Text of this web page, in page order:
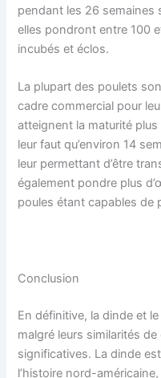
pendant les 26 semaines
elles pondront entre 100
incubés et éclos.
La plupart des poulets
cadre commercial pour
atteignent la maturité
leur faut qu’environ 14
leur permettant d’être
également pondre plus
poules étant capables
Conclusion
En définitive, la dinde et
malgré leurs similarités
significatives. La dinde
l’histoire nord-